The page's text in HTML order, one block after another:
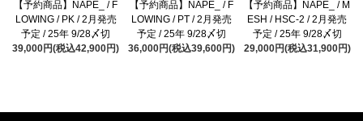
【予約商品】NAPE_ / F
LOWING / PK / 2月発売
予定 / 25年 9/28〆切
39,000円(税込42,900円)
【予約商品】NAPE_ / F
LOWING / PT / 2月発売
予定 / 25年 9/28〆切
36,000円(税込39,600円)
【予約商品】NAPE_ / M
ESH / HSC-2 / 2月発売
予定 / 25年 9/28〆切
29,000円(税込31,900円)